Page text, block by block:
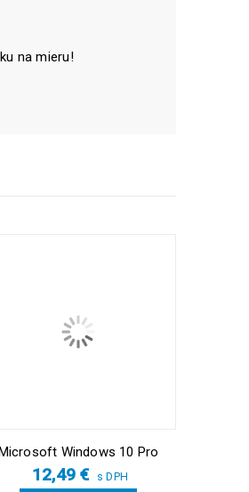
na mieru!
Windows 10 Pro
12,49€ s DPH